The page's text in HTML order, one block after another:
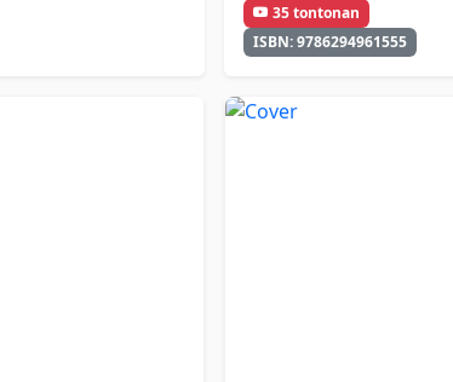
35 tontonan
ISBN: 9786294961555